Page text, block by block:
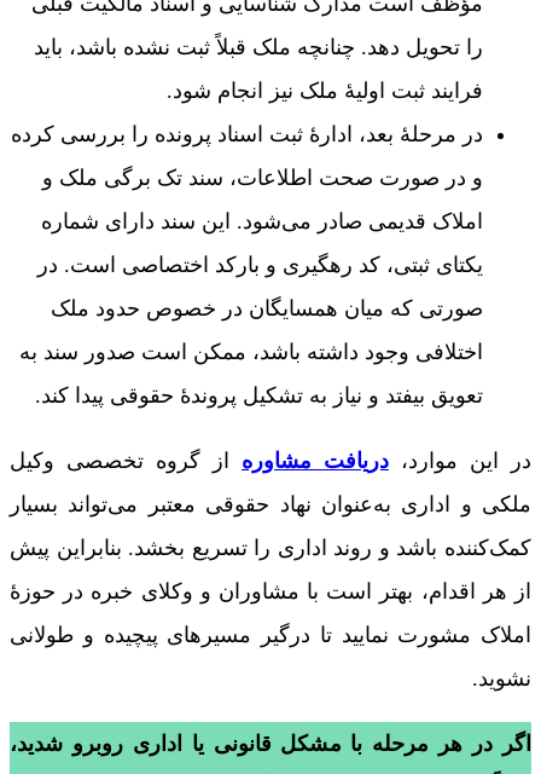
را تحویل دهد. چنانچه ملک قبلاً ثبت نشده باشد، باید
فرایند ثبت اولیۀ ملک نیز انجام شود.
در مرحلۀ بعد، ادارۀ ثبت اسناد پرونده را بررسی کرده
و در صورت صحت اطلاعات، سند تک برگی ملک و
املاک قدیمی صادر می‌شود. این سند دارای شماره
یکتای ثبتی، کد رهگیری و بارکد اختصاصی است. در
صورتی که میان همسایگان در خصوص حدود ملک
اختلافی وجود داشته باشد، ممکن است صدور سند به
تعویق بیفتد و نیاز به تشکیل پروندۀ حقوقی پیدا کند.
در این موارد، دریافت مشاوره از گروه تخصصی وکیل
ملکی و اداری به‌عنوان نهاد حقوقی معتبر می‌تواند بسیار
کمک‌کننده باشد و روند اداری را تسریع بخشد. بنابراین پیش
از هر اقدام، بهتر است با مشاوران و وکلای خبره در حوزۀ
املاک مشورت نمایید تا درگیر مسیرهای پیچیده و طولانی
نشوید.
اگر در هر مرحله با مشکل قانونی یا اداری روبرو شدید،